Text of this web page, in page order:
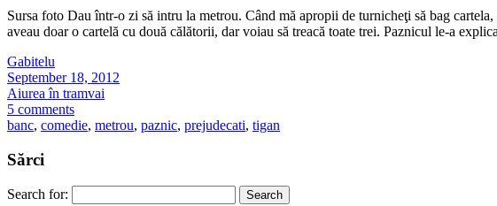
Sursa foto Dau într-o zi să intru la metrou. Când mă apropii de turnicheţi să bag
aveau doar o cartelă cu două călătorii, dar voiau să treacă toate trei. Paznicul le-a
Gabitelu
September 18, 2012
Aiurea în tramvai
5 comments
banc, comedie, metrou, paznic, prejudecati, tigan
Sărci
Search for: